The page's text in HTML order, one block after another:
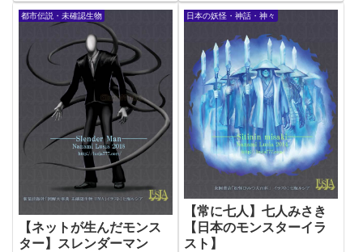
都市伝説・未確認生物
【ネットが生んだモンス
ター】スレンダーマン
日本の妖怪・神話・神々
【常に七人】七人みさき
【日本のモンスターイラ
スト】